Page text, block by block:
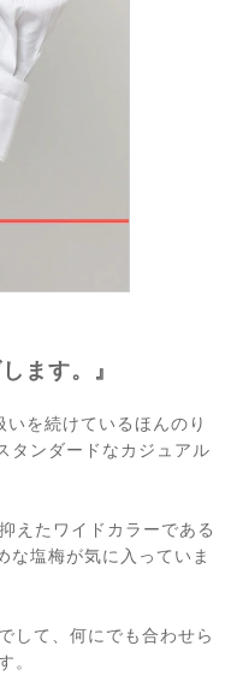
ます。』
を続けているほんのり
タンダードなカジュアル
えたワイドカラーである
塩梅が気に入っていま
して、何にでも合わせら